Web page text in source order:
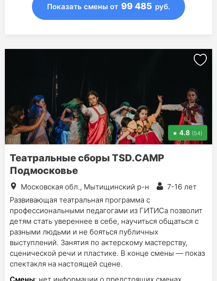
Показать смены от 99 485 руб.
4.8 (54)
Театральные сборы TSD.CAMP
Подмосковье
Московская обл., Мытищинский р-н
7-16 лет
Развивающая театральная программа с
профессиональными педагогами из ГИТИСа позволит
детям стать увереннее в себе, научиться общаться с
разными людьми и не бояться публичных
выступлений. Занятия по актерскому мастерству,
сценической речи и пластике. В конце смены — показ
спектакля на настоящей сцене.
Смены: нет информации о предстоящих сменах